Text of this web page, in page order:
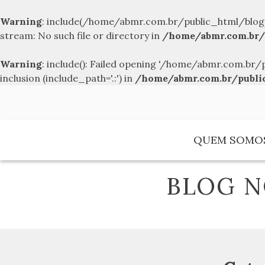
Warning: include(/home/abmr.com.br/public_html/
stream: No such file or directory in /home/
Warning: include(): Failed opening '/home/
inclusion (include_path='.:') in /home/abmr.com.br/
QUEM
BLOG